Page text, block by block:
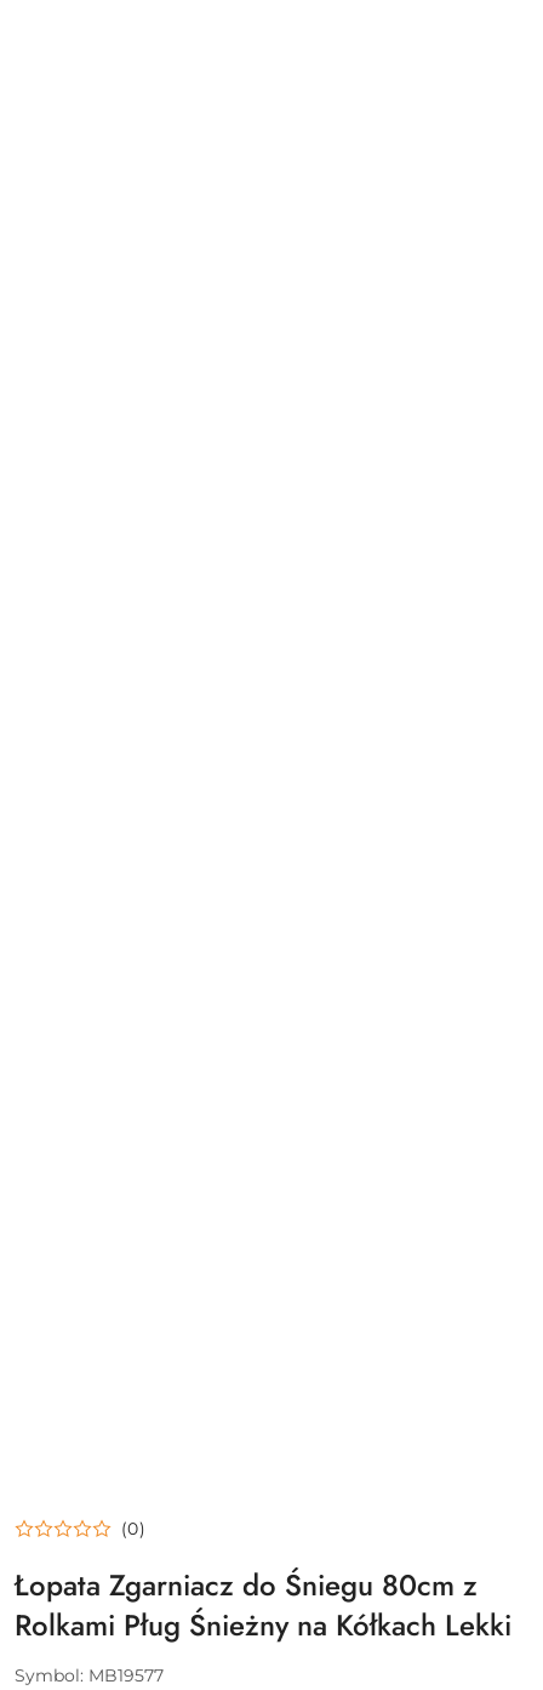
(0)
Łopata Zgarniacz do Śniegu 80cm z
Rolkami Pług Śnieżny na Kółkach Lekki
Symbol: MB19577